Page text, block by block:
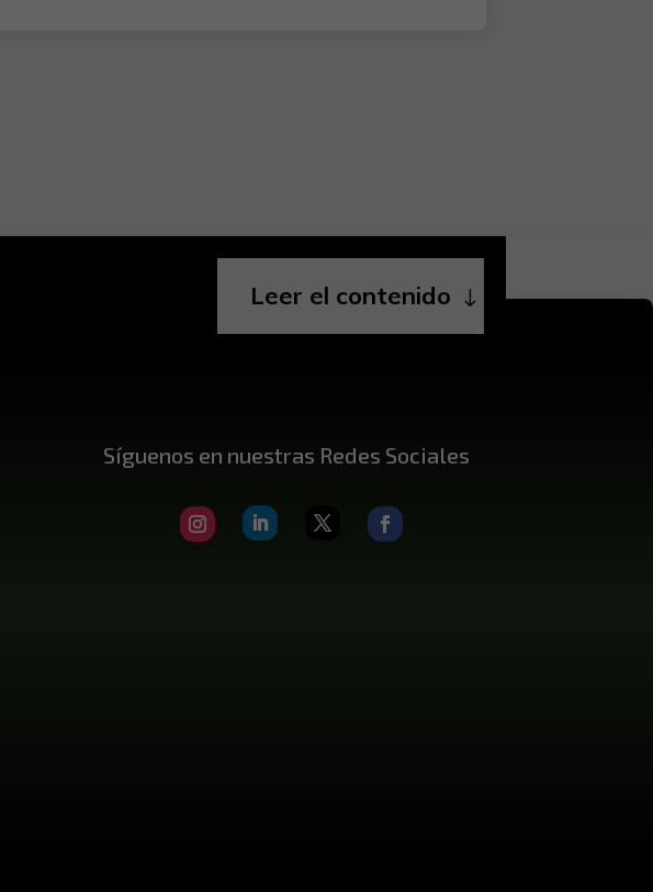
Leer el contenido
Síguenos en nuestras Redes Sociales